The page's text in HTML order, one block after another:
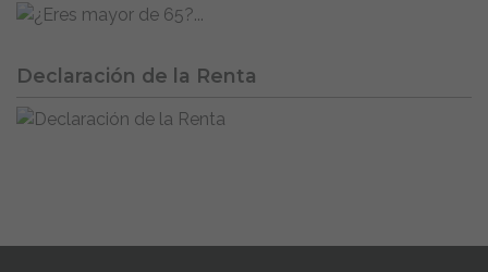
Declaración de la Renta